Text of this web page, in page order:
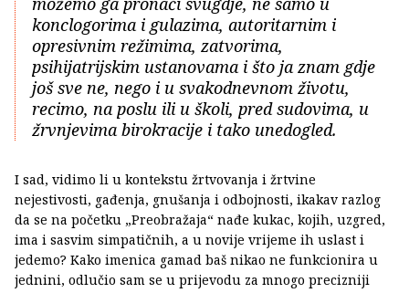
konclogorima i gulazima, autoritarnim i
opresivnim režimima, zatvorima,
psihijatrijskim ustanovama i što ja znam gdje
još sve ne, nego i u svakodnevnom životu,
recimo, na poslu ili u školi, pred sudovima, u
žrvnjevima birokracije i tako unedogled.
I sad, vidimo li u kontekstu žrtvovanja i žrtvine
nejestivosti, gađenja, gnušanja i odbojnosti, ikakav razlog
da se na početku „Preobražaja“ nađe kukac, kojih, uzgred,
ima i sasvim simpatičnih, a u novije vrijeme ih uslast i
jedemo? Kako imenica gamad baš nikao ne funkcionira u
jednini, odlučio sam se u prijevodu za mnogo precizniji